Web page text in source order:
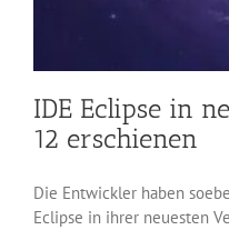
IDE Eclipse in
12 erschienen
Die Entwickler haben
Eclipse in ihrer neuesten